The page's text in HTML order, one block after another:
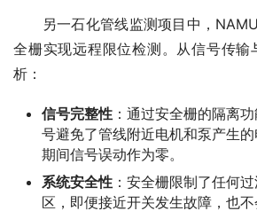
另一石化管线监测项目中，
全栅实现远程限位检测。从信号传输
析：
信号完整性 ：通过安全栅的隔离
号避免了管线附近电机和泵产生
期间信号误动作为零。
系统安全性 ：安全栅限制了任何
区，即便接近开关发生故障，也